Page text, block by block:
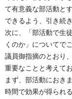
て有意義な部活動と
できるよう、引き続
次に、「部活動で生
くのか」についてで
議員御指摘のとおり
重要なことと考えてお
まず、部活動におき
時間で効果が得られ